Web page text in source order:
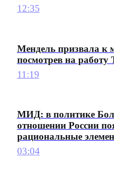
12:35
Мендель призвала к
посмотрев на
11:19
МИД: в политике
отношении России
рациональные
03:04